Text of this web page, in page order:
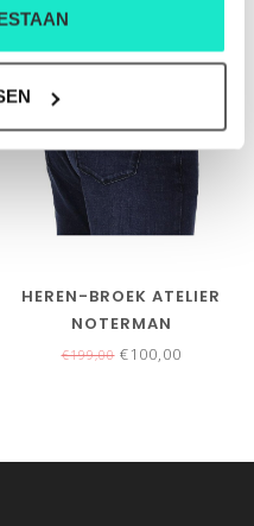
HEREN-BROEK ATELIER
NOTERMAN
€199,00€100,00